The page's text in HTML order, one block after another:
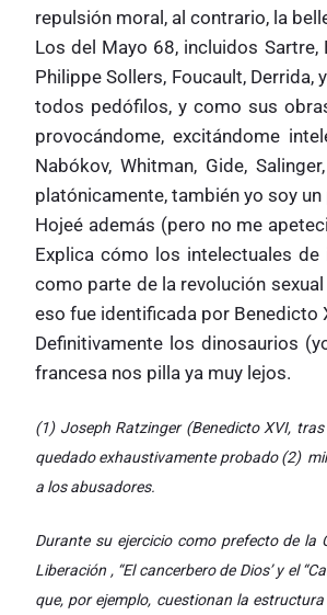
repulsión moral, al contrario, la
Los del Mayo 68, incluidos Sartre,
Philippe Sollers, Foucault,
todos pedófilos, y como sus
provocándome, excitándome
Nabókov, Whitman, Gide,
platónicamente, también yo soy
Hojeé además (pero no me
Explica cómo los intelectuales de
como parte de la revolución
eso fue identificada por Benedicto
Definitivamente los dinosaurios
francesa nos pilla ya muy lejos.
(1) Joseph Ratzinger (Benedicto XVI,
quedado exhaustivamente probado (2)
a los abusadores.
Durante su ejercicio como prefecto de la
Liberación , “El cancerbero de Dios’ y el
que, por ejemplo, cuestionan la